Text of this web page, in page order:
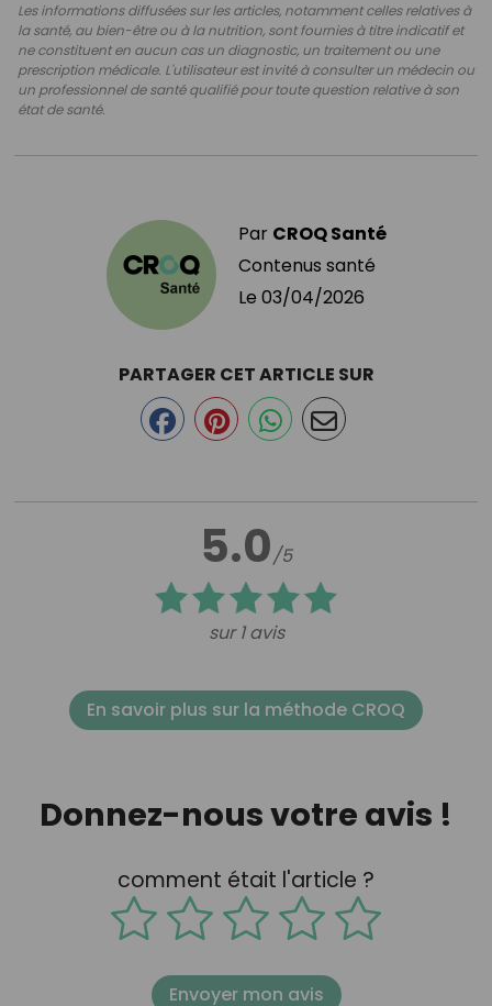
Les informations diffusées sur les articles, notamment celles relatives à
la santé, au bien-être ou à la nutrition, sont fournies à titre indicatif et
ne constituent en aucun cas un diagnostic, un traitement ou une
prescription médicale. L'utilisateur est invité à consulter un médecin ou
un professionnel de santé qualifié pour toute question relative à son
état de santé.
Par CROQ Santé
Contenus santé
Le 03/04/2026
5.0/5
sur 1 avis
PARTAGER CET ARTICLE SUR
En savoir plus sur la méthode CROQ
Donnez-nous votre avis !
comment était l'article ?
Envoyer mon avis